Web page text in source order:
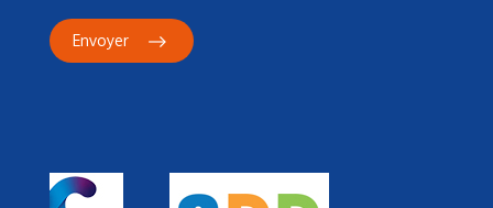
Envoyer